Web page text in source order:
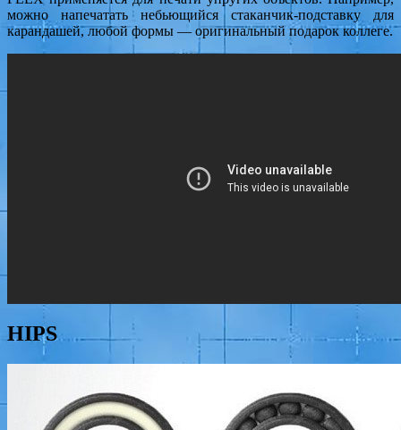
можно напечатать небьющийся стаканчик-подставку для
карандашей, любой формы — оригинальный подарок коллеге.
HIPS